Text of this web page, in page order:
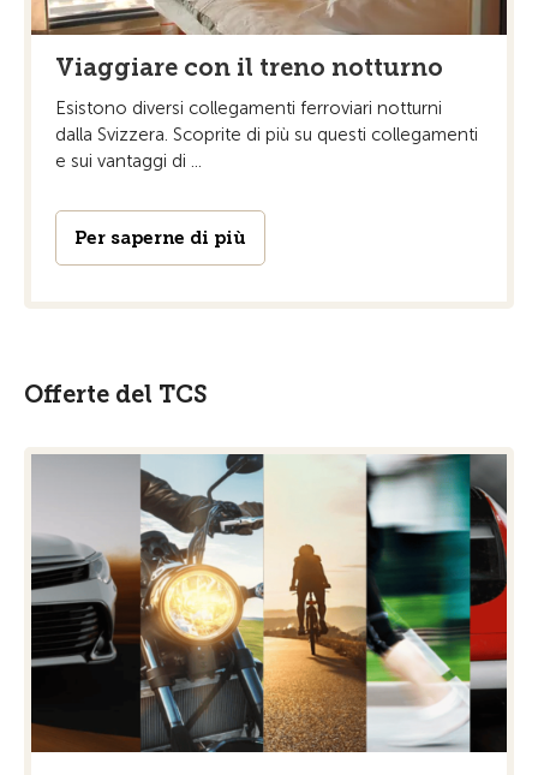
Viaggiare con il treno notturno
Esistono diversi collegamenti ferroviari notturni
dalla Svizzera. Scoprite di più su questi collegamenti
e sui vantaggi di ...
Per saperne di più
Offerte del TCS